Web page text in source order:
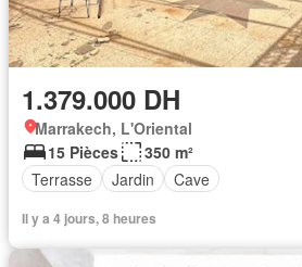
1.379.000 DH
Marrakech, L'Oriental
15 Pièces
350 m²
Terrasse
Jardin Cave
Il y a 4 jours, 8 heures